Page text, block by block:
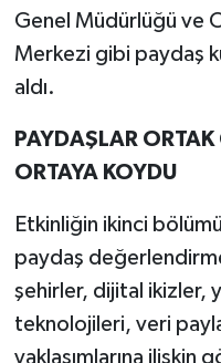
Genel Müdürlüğü ve
Merkezi gibi paydaş
aldı.
PAYDAŞLAR ORTAK
ORTAYA KOYDU
Etkinliğin ikinci
paydaş
şehirler, dijital ikizler,
teknolojileri, veri
yaklaşımlarına ilişkin